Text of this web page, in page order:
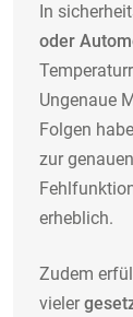
In
oder
Ungenaue
Folgen
zur
erheblich.
Zudem
vieler